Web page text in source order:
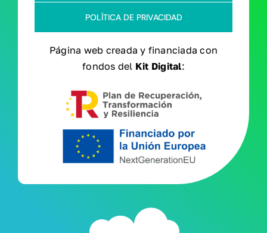
POLÍTICA DE PRIVACIDAD
Página web creada y financiada con
fondos del Kit Digital: